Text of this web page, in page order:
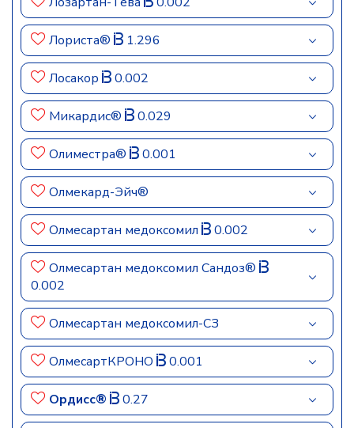
Лориста® 1.296
Лосакор 0.002
Микардис® 0.029
Олиместра® 0.001
Олмекард-Эйч®
Олмесартан медоксомил 0.002
Олмесартан медоксомил Сандоз®
0.002
Олмесартан медоксомил-СЗ
ОлмесартКРОНО 0.001
Ордисс® 0.27